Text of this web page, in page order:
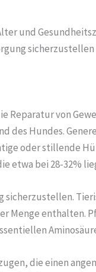
und
Reparatur von
des Hundes.
oder stillende
etwa bei 28-32%
Menge enthalten.
die einen